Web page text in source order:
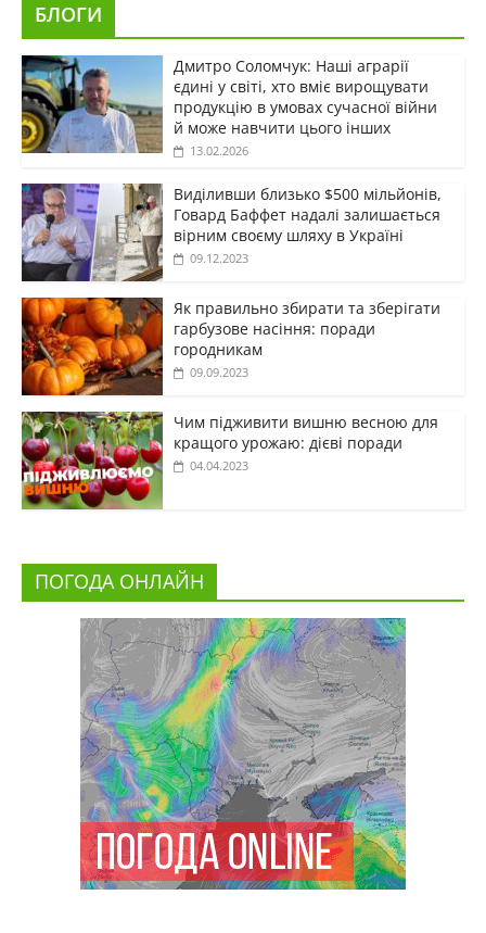
БЛОГИ
Дмитро Соломчук: Наші аграрії
єдині у світі, хто вміє вирощувати
продукцію в умовах сучасної війни
й може навчити цього інших
13.02.2026
Виділивши близько $500 мільйонів,
Говард Баффет надалі залишається
вірним своєму шляху в Україні
09.12.2023
Як правильно збирати та зберігати
гарбузове насіння: поради
городникам
09.09.2023
Чим підживити вишню весною для
кращого урожаю: дієві поради
04.04.2023
ПОГОДА ОНЛАЙН